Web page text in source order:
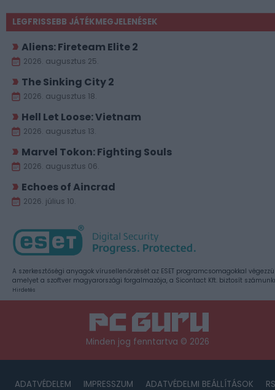
LEGFRISSEBB JÁTÉKMEGJELENÉSEK
Aliens: Fireteam Elite 2
2026. augusztus 25.
The Sinking City 2
2026. augusztus 18.
Hell Let Loose: Vietnam
2026. augusztus 13.
Marvel Tokon: Fighting Souls
2026. augusztus 06.
Echoes of Aincrad
2026. július 10.
A szerkesztőségi anyagok vírusellenőrzését az ESET programcsomagokkal
amelyet a szoftver magyarországi forgalmazója, a Sicontact Kft. biztosít
Hirdetés
Minden jog fenntartva © 2026
ADATVÉDELEM IMPRESSZUM ADATVÉDELMI BEÁLLÍTÁSOK